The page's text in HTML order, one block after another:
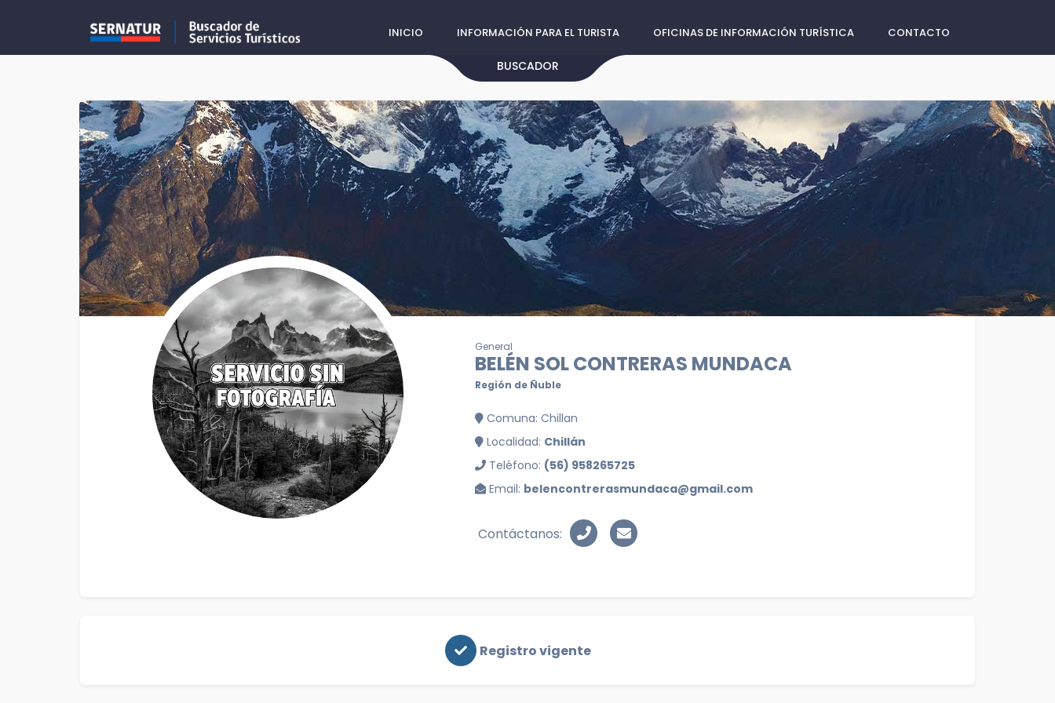
INICIO INFORMACIÓN PARA EL TURISTA OFICINAS DE INFORMACIÓN TURÍSTICA CONTACTO
BUSCADOR
General
BELÉN SOL CONTRERAS MUNDACA
Región de Ñuble
Comuna: Chillan
Localidad: Chillán
Teléfono: (56) 958265725
Email: belencontrerasmundaca@gmail.com
Contáctanos:
Registro vigente